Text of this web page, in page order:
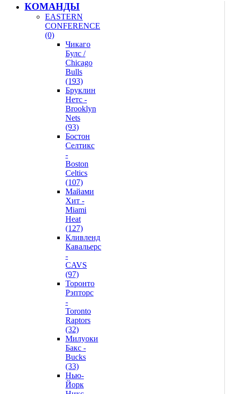
КОМАНДЫ
EASTERN
CONFERENCE
(0)
Чикаго
Булс /
Chicago
Bulls
(193)
Бруклин
Нетс -
Brooklyn
Nets
(93)
Бостон
Селтикс
-
Boston
Celtics
(107)
Майами
Хит -
Miami
Heat
(127)
Кливленд
Кавальерс
-
CAVS
(97)
Торонто
Рэпторс
-
Toronto
Raptors
(32)
Милуоки
Бакс -
Bucks
(33)
Нью-
Йорк